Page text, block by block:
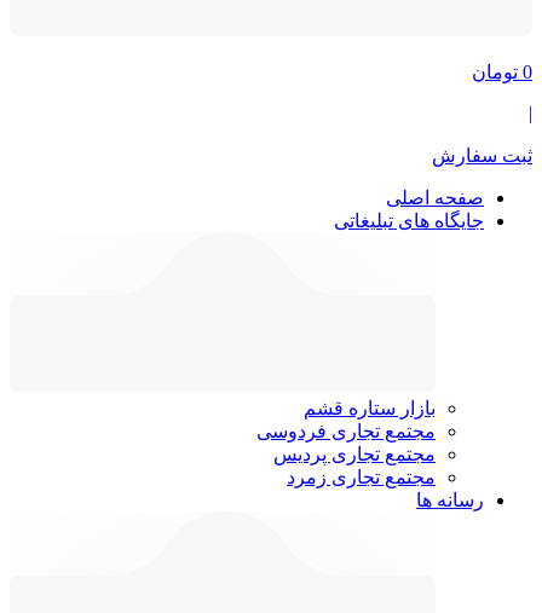
0 تومان
|
ثبت سفارش
صفحه اصلی
جایگاه های تبلیغاتی
بازار ستاره قشم
مجتمع تجاری فردوسی
مجتمع تجاری پردیس
مجتمع تجاری زمرد
رسانه ها